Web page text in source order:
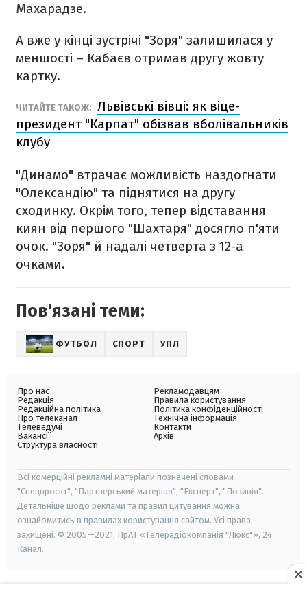
Махарадзе.
А вже у кінці зустрічі "Зоря" залишилася у
меншості – Кабаєв отримав другу жовту
картку.
ЧИТАЙТЕ ТАКОЖ: Львівські вівці: як віце-
президент "Карпат" обізвав вболівальників
клубу
"Динамо" втрачає можливість наздогнати
"Олександію" та піднятися на другу
сходинку. Окрім того, тепер відставання
киян від першого "Шахтаря" досягло п'яти
очок. "Зоря" й надалі четверта з 12-а
очками.
Пов'язані теми:
ФУТБОЛ СПОРТ УПЛ
Про нас
Редакція
Редакційна політика
Про телеканал
Телеведучі
Вакансії
Структура власності
Рекламодавцям
Правила користування
Політика конфіденційності
Технічна інформація
Контакти
Архів
Всі комерційні рекламні матеріали позначені словами
"Спецпроєкт", "Партнерський матеріал", "Експерт", "Позиція".
Детальніше щодо реклами та правил цитування можна
ознайомитись в правилах користування сайтом. Усі права
захищені. © 2005—2021, ПрАТ «Телерадіокомпанія "Люкс"», 24
Канал.